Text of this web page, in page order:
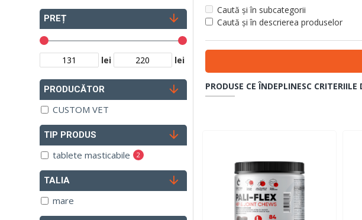
PREȚ
lei lei
PRODUCĂTOR
CUSTOM VET
TALIA
mare
TIP PRODUS
tablete masticabile 2
Caută și în subcategorii
Caută și în descrierea produselor
PRODUSE CE ÎNDEPLINESC CRITERIILE